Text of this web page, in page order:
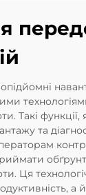
Такі функції,
та
Ця
а